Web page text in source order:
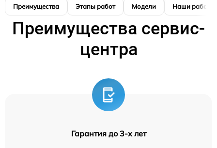
Преимущества Этапы работ Модели Наши работы
Преимущества сервис-
центра
Гарантия до 3-х лет